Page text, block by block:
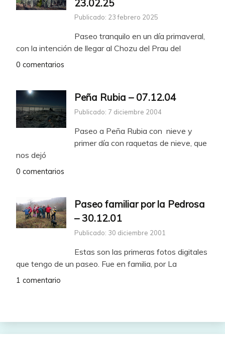
23.02.25
Publicado: 23 febrero 2025
Paseo tranquilo en un día primaveral,
con la intención de llegar al Chozu del Prau del
0 comentarios
Peña Rubia – 07.12.04
Publicado: 7 diciembre 2004
Paseo a Peña Rubia con nieve y
primer día con raquetas de nieve, que
nos dejó
0 comentarios
Paseo familiar por la Pedrosa
– 30.12.01
Publicado: 30 diciembre 2001
Estas son las primeras fotos digitales
que tengo de un paseo. Fue en familia, por La
1 comentario